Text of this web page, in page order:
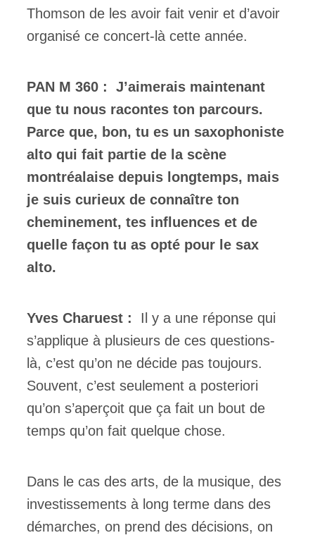
Thomson de les avoir fait venir et d’avoir
organisé ce concert-là cette année.
PAN M 360 :
J’aimerais maintenant
que tu nous racontes ton parcours.
Parce que, bon, tu es un saxophoniste
alto qui fait partie de la scène
montréalaise depuis longtemps, mais
je suis curieux de connaître ton
cheminement, tes influences et de
quelle façon tu as opté pour le sax
alto.
Yves Charuest :
Il y a une réponse qui
s’applique à plusieurs de ces questions-
là, c’est qu’on ne décide pas toujours.
Souvent, c’est seulement a posteriori
qu’on s’aperçoit que ça fait un bout de
temps qu’on fait quelque chose.
Dans le cas des arts, de la musique, des
investissements à long terme dans des
démarches, on prend des décisions, on